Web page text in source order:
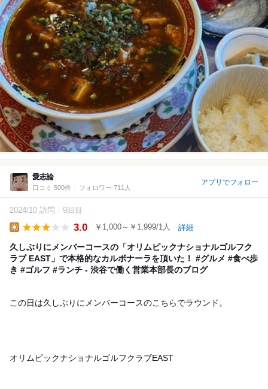
愛志論
口コミ 500件 フォロワー 711人
アプリでフォロー
2024/10 訪問 9回目
3.0 ￥1,000～￥1,999/1人 詳細
久しぶりにメンバーコースの「オリムピックナショナルゴルフク
ラブ EAST」で本格的なカルボナーラを頂いた！ #グルメ #食べ歩
き #ゴルフ #ランチ - 渋谷で働く営業本部長のブログ
この日は久しぶりにメンバーコースのこちらでラウンド。
オリムピックナショナルゴルフクラブEAST